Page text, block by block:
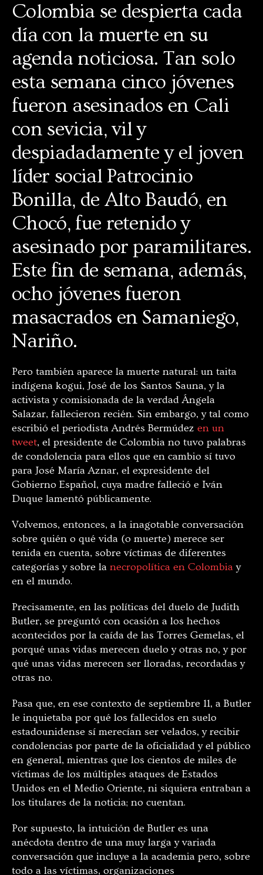
Colombia se despierta cada
día con la muerte en su
agenda noticiosa. Tan solo
esta semana cinco jóvenes
fueron asesinados en Cali
con sevicia, vil y
despiadadamente y el joven
líder social Patrocinio
Bonilla, de Alto Baudó, en
Chocó, fue retenido y
asesinado por paramilitares.
Este fin de semana, además,
ocho jóvenes fueron
masacrados en Samaniego,
Nariño.
Pero también aparece la muerte natural: un taita
indígena kogui, José de los Santos Sauna, y la
activista y comisionada de la verdad Ángela
Salazar, fallecieron recién. Sin embargo, y tal como
escribió el periodista Andrés Bermúdez en un
tweet, el presidente de Colombia no tuvo palabras
de condolencia para ellos que en cambio sí tuvo
para José María Aznar, el expresidente del
Gobierno Español, cuya madre falleció e Iván
Duque lamentó públicamente.
Volvemos, entonces, a la inagotable conversación
sobre quién o qué vida (o muerte) merece ser
tenida en cuenta, sobre víctimas de diferentes
categorías y sobre la necropolítica en Colombiay
en el mundo.
Precisamente, en las políticas del duelo de Judith
Butler, se preguntó con ocasión a los hechos
acontecidos por la caída de las Torres Gemelas, el
porqué unas vidas merecen duelo y otras no, y por
qué unas vidas merecen ser lloradas, recordadas y
otras no.
Pasa que, en ese contexto de septiembre 11, a Butler
le inquietaba por qué los fallecidos en suelo
estadounidense sí merecían ser velados, y recibir
condolencias por parte de la oficialidad y el público
en general, mientras que los cientos de miles de
víctimas de los múltiples ataques de Estados
Unidos en el Medio Oriente, ni siquiera entraban a
los titulares de la noticia; no cuentan.
Por supuesto, la intuición de Butler es una
anécdota dentro de una muy larga y variada
conversación que incluye a la academia pero, sobre
todo a las víctimas, organizaciones